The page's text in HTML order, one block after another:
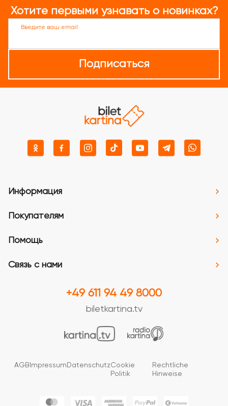
Хотите первыми узнавать о новинках?
Введите ваш email
Подписаться
Информация
Покупателям
Помощь
Связь с нами
+49 611 94 49 8000
biletkartina.tv
AGB Impressum DatenschutzCookie
Politik
Rechtliche
Hinweise